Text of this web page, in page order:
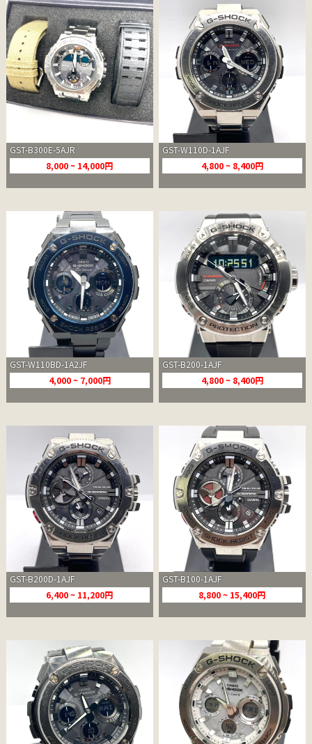
GST-B300E-5AJR
8,000 ~ 14,000円
GST-W110D-1AJF
4,800 ~ 8,400円
GST-W110BD-1A2JF
4,000 ~ 7,000円
GST-B200-1AJF
4,800 ~ 8,400円
GST-B200D-1AJF
6,400 ~ 11,200円
GST-B100-1AJF
8,800 ~ 15,400円